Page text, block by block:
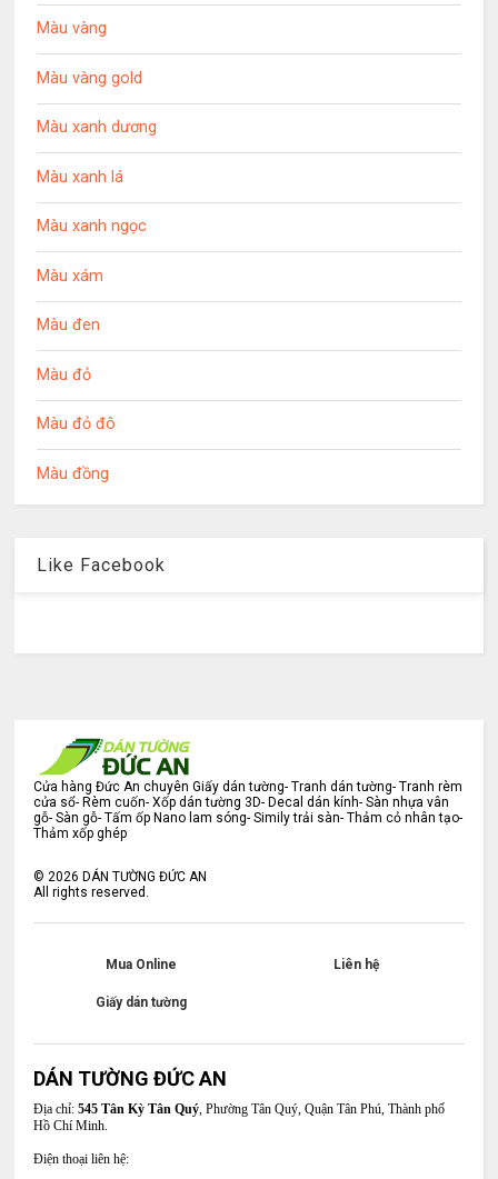
Màu vàng
Màu vàng gold
Màu xanh dương
Màu xanh lá
Màu xanh ngọc
Màu xám
Màu đen
Màu đỏ
Màu đỏ đô
Màu đồng
Like Facebook
Cửa hàng Đức An chuyên Giấy dán tường- Tranh dán tường- Tranh rèm
cửa sổ- Rèm cuốn- Xốp dán tường 3D- Decal dán kính- Sàn nhựa vân
gỗ- Sàn gỗ- Tấm ốp Nano lam sóng- Simily trải sàn- Thảm cỏ nhân tạo-
Thảm xốp ghép
©2026 DÁN TƯỜNG ĐỨC AN
All rights reserved.
Mua Online Liên hệ
Giấy dán tường
DÁN TƯỜNG ĐỨC AN
Địa chỉ: 545 Tân Kỳ Tân Quý, Phường Tân Quý, Quận Tân Phú, Thành phố
Hồ Chí Minh.
Điện thoại liên hệ: